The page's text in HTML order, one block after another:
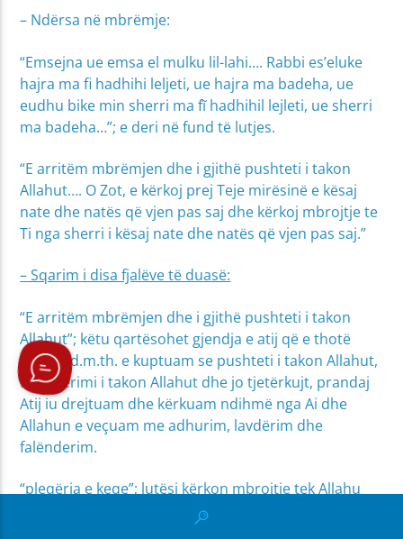
– Ndërsa në mbrëmje:
“Emsejna ue emsa el mulku lil-lahi…. Rabbi es’eluke
hajra ma fi hadhihi leljeti, ue hajra ma badeha, ue
eudhu bike min sherri ma fĩ hadhihil lejleti, ue sherri
ma badeha…”; e deri në fund të lutjes.
“E arritëm mbrëmjen dhe i gjithë pushteti i takon
Allahut…. O Zot, e kërkoj prej Teje mirësinë e kësaj
nate dhe natës që vjen pas saj dhe kërkoj mbrojtje te
Ti nga sherri i kësaj nate dhe natës që vjen pas saj.”
– Sqarim i disa fjalëve të duasë:
“E arritëm mbrëmjen dhe i gjithë pushteti i takon
Allahut”; këtu qartësohet gjendja e atij që e thotë
duanë, d.m.th. e kuptuam se pushteti i takon Allahut,
falënderimi i takon Allahut dhe jo tjetërkujt, prandaj
Atij iu drejtuam dhe kërkuam ndihmë nga Ai dhe
Allahun e veçuam me adhurim, lavdërim dhe
falënderim.
“pleqëria e keqe”; lutësi kërkon mbrojtje tek Allahu
nga ajo që vjen si pasojë e pleqërisë, si: matufosja